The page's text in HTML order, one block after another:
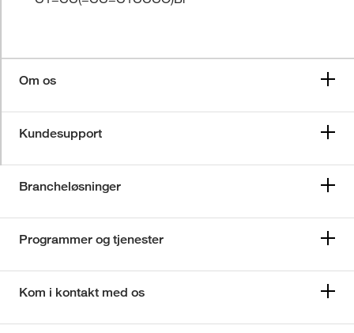
Om os
Kundesupport
Brancheløsninger
Programmer og tjenester
Kom i kontakt med os